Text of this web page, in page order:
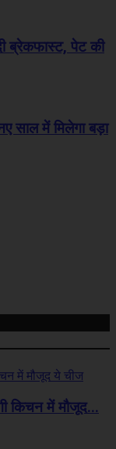
ब्रेकफास्ट, पेट की
साल में मिलेगा बड़ा
किचन में मौजूद...